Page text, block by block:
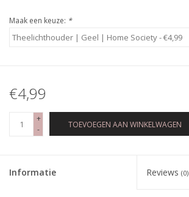
Maak een keuze: *
€4,99
+
-
TOEVOEGEN AAN WINKELWAGEN
Informatie Reviews (0)